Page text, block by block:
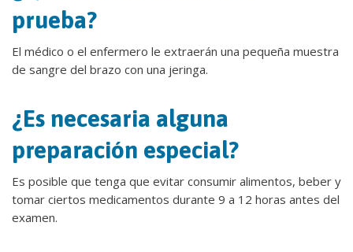
prueba?
El médico o el enfermero le extraerán una pequeña muestra
de sangre del brazo con una jeringa.
¿Es necesaria alguna
preparación especial?
Es posible que tenga que evitar consumir alimentos, beber y
tomar ciertos medicamentos durante 9 a 12 horas antes del
examen.